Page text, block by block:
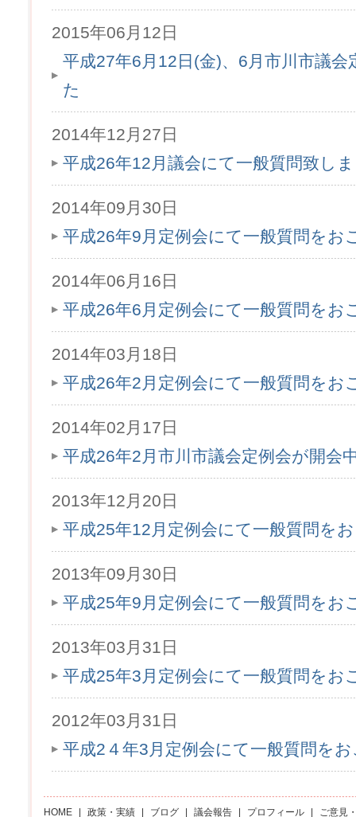
2015年06月12日
平成27年6月12日(金)、6月市川市議
た
2014年12月27日
平成26年12月議会にて一般質問致し
2014年09月30日
平成26年9月定例会にて一般質問をお
2014年06月16日
平成26年6月定例会にて一般質問をお
2014年03月18日
平成26年2月定例会にて一般質問をお
2014年02月17日
平成26年2月市川市議会定例会が開会
2013年12月20日
平成25年12月定例会にて一般質問を
2013年09月30日
平成25年9月定例会にて一般質問をお
2013年03月31日
平成25年3月定例会にて一般質問をお
2012年03月31日
平成2４年3月定例会にて一般質問を
HOME 政策・実績 ブログ 議会報告 プロフィール ご意見